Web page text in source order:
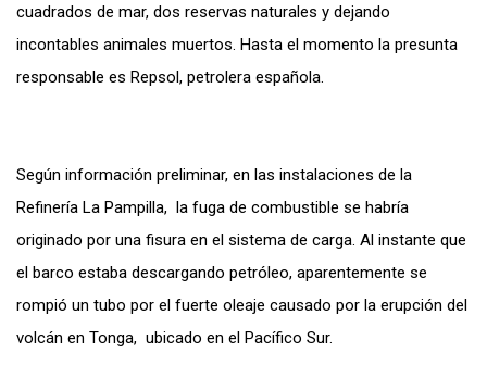
cuadrados de mar, dos reservas naturales y dejando
incontables animales muertos. Hasta el momento la presunta
responsable es Repsol, petrolera española.
Según información preliminar, en las instalaciones de la
Refinería La Pampilla, la fuga de combustible se habría
originado por una fisura en el sistema de carga. Al instante que
el barco estaba descargando petróleo, aparentemente se
rompió un tubo por el fuerte oleaje causado por la erupción del
volcán en Tonga, ubicado en el Pacífico Sur.